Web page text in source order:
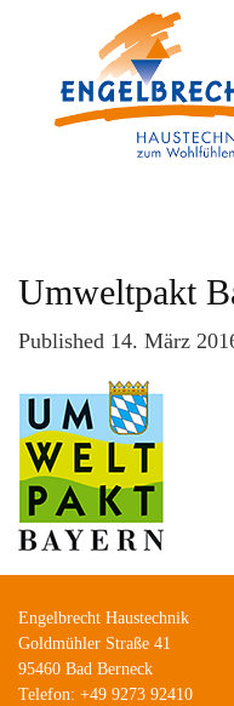
Umweltpakt
Published 14. März
Engelbrecht Haustechnik
Goldmühler Straße 41
95460 Bad Berneck
Telefon: +49 9273 92410